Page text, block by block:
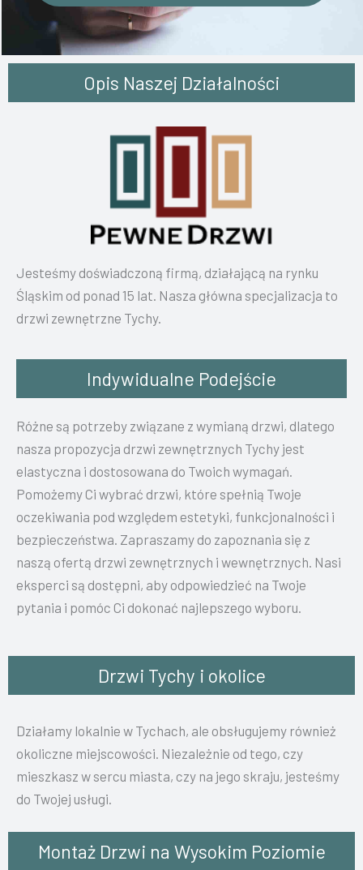
Opis Naszej Działalności
Jesteśmy doświadczoną firmą, działającą na rynku
Śląskim od ponad 15 lat. Nasza główna specjalizacja to
drzwi zewnętrzne Tychy.
Indywidualne Podejście
Różne są potrzeby związane z wymianą drzwi, dlatego
nasza propozycja drzwi zewnętrznych Tychy jest
elastyczna i dostosowana do Twoich wymagań.
Pomożemy Ci wybrać drzwi, które spełnią Twoje
oczekiwania pod względem estetyki, funkcjonalności i
bezpieczeństwa. Zapraszamy do zapoznania się z
naszą ofertą drzwi zewnętrznych i wewnętrznych. Nasi
eksperci są dostępni, aby odpowiedzieć na Twoje
pytania i pomóc Ci dokonać najlepszego wyboru.
Drzwi Tychy i okolice
Działamy lokalnie w Tychach, ale obsługujemy również
okoliczne miejscowości. Niezależnie od tego, czy
mieszkasz w sercu miasta, czy na jego skraju, jesteśmy
do Twojej usługi.
Montaż Drzwi na Wysokim Poziomie